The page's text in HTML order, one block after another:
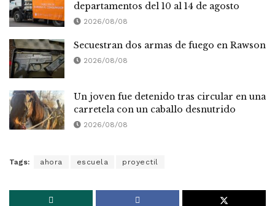
departamentos del 10 al 14 de agosto
2026/08/08
Secuestran dos armas de fuego en Rawson
2026/08/08
Un joven fue detenido tras circular en una
carretela con un caballo desnutrido
2026/08/08
Tags: ahora escuela proyectil